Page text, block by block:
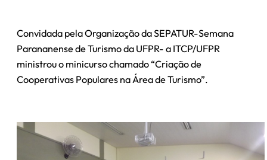
Convidada pela Organização da SEPATUR-Semana
Parananense de Turismo da UFPR- a ITCP/UFPR
ministrou o minicurso chamado “Criação de
Cooperativas Populares na Área de Turismo”.